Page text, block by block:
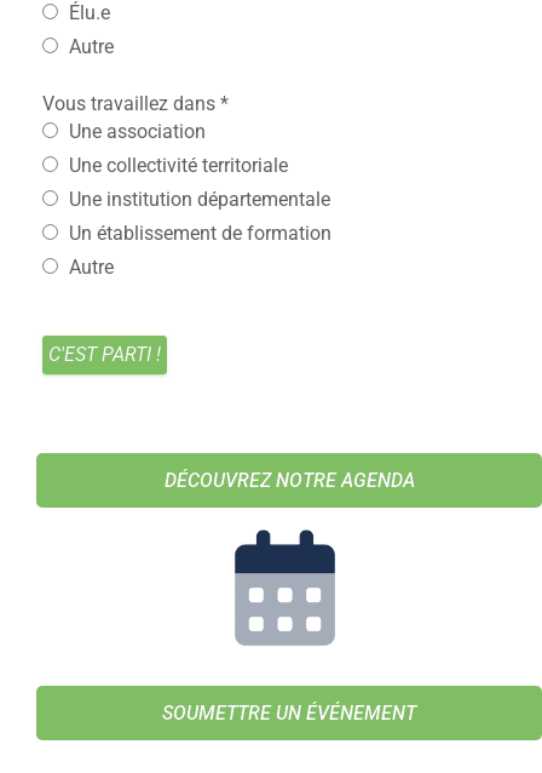
Élu.e
Autre
Vous travaillez dans *
Une association
Une collectivité territoriale
Une institution départementale
Un établissement de formation
Autre
DÉCOUVREZ NOTRE AGENDA
SOUMETTRE UN ÉVÉNEMENT